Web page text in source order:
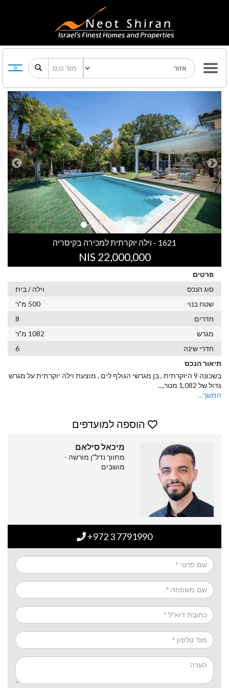
Previous Next
1621 - וילה יוקרתית למכירה בקיסריה
22,000,000 NIS
פרטים
סוג הנכס
וילה / בית
שטח בנוי
500 מ"ר
חדרים
8
מגרש
1082 מ"ר
חדרי שינה
6
תיאור הנכס
בשכונה 9 היוקרתית , בן מגרשי הגולף לים , מוצעת וילה יוקרתית על מגרש
גדול של 1,082 מטר,
...
המשך...
הוספה למועדפים
מיכאל סילאם
מתווך נדל"ן מורשה -
מושבים
+972 3 7791990